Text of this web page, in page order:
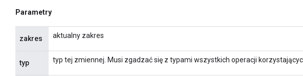
Parametry
zakres aktualny zakres
typ typ tej zmiennej. Musi zgadzać się z typami wszystkich operacji